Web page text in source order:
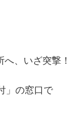
、いざ突撃！
」の窓口で